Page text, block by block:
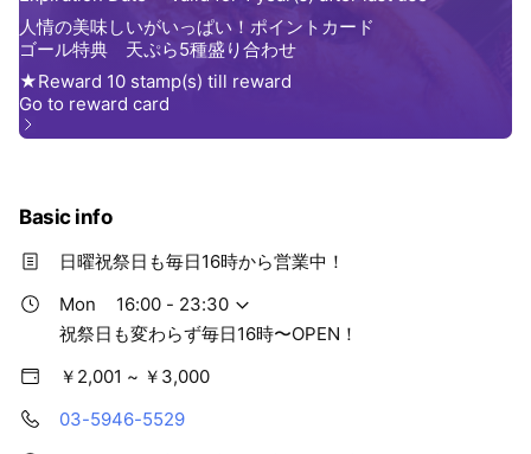
Basic info
日曜祝祭日も毎日16時から営業中！
Mon
16:00 - 23:30
祝祭日も変わらず毎日16時〜OPEN！
￥2,001 ~ ￥3,000
03-5946-5529